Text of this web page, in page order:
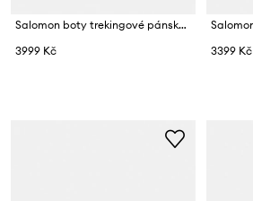
Salomon boty trekingové pánské X ULTRA 360 LTR MID GTX
3999 Kč
3399 Kč